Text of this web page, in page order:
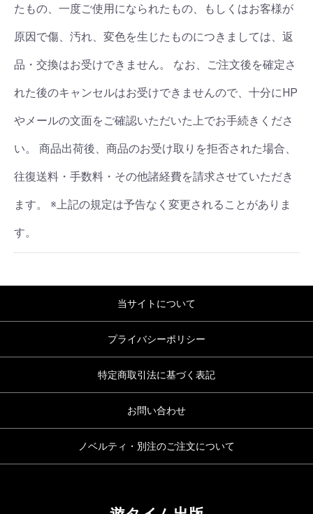
たもの、一度ご使用になられたもの、もしくはお客様が
原因で傷、汚れ、変色を生じたものにつきましては、返
品・交換はお受けできません。 なお、ご注文後を確定さ
れた後のキャンセルはお受けできませんので、十分にHP
やメールの文面をご確認いただいた上でお手続きくださ
い。 商品出荷後、商品のお受け取りを拒否された場合、
往復送料・手数料・その他諸経費を請求させていただき
ます。 ※上記の規定は予告なく変更されることがありま
す。
当サイトについて
プライバシーポリシー
特定商取引法に基づく表記
お問い合わせ
ノベルティ・別注のご注文について